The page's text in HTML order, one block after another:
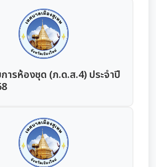
การดำเนินงานประจำปี
ดการความรู้
กำหนดตำแหน่ง
ประชุม ก.จ. ก.ท. และ ก.อบต.
ขั้นเงินเดือน
พนักงานส่วนท้องถิ่น
วทางการขอรับบริการสำหรับประชาชน
การให้บริการ
ลการสำรวจความพึงพอใจการให้บริการ
ณรายจ่ายประจำปี
ะมาณรายจ่ายประจำปี
างหรือการจัดหาพัสดุ
ารห้องชุด (ภ.ด.ส.4) ประจำปี